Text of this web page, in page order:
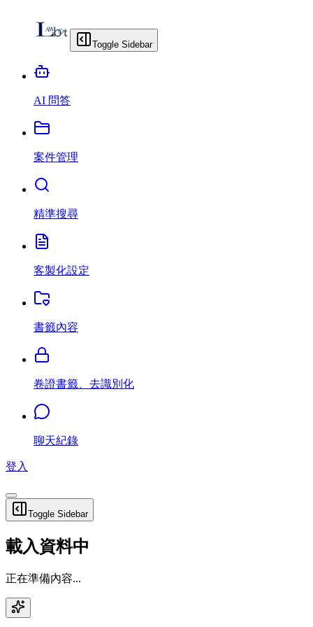
Toggle Sidebar
AI 問答
案件管理
精準搜尋
客製化設定
書籤內容
卷證書籤、去識別化
聊天紀錄
登入
Toggle Sidebar
載入資料中
正在準備內容...